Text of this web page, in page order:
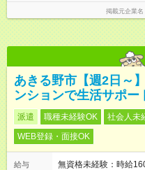
掲載元企業名
あきる野市【週2日～
ンションで生活サポー
派遣 職種未経験OK 社会人未
WEB登録・面接OK
給与
無資格未経験：時給